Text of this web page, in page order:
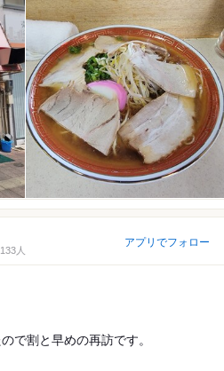
人
アプリでフォロー
で割と早めの再訪です。